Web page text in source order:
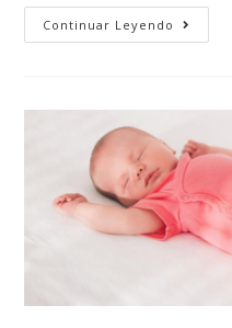
Continuar Leyendo